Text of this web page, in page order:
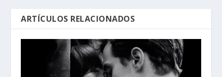
ARTÍCULOS RELACIONADOS